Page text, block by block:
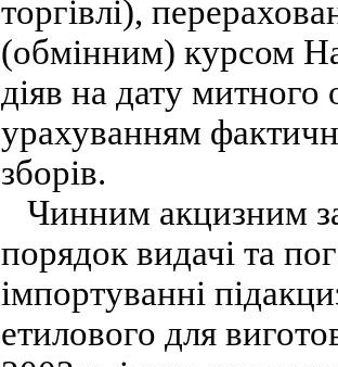
торгівлі),
(обмінним) курсом
діяв на дату митного
урахуванням
зборів.
Чинним акцизним
порядок видачі та
імпортуванні
етилового для